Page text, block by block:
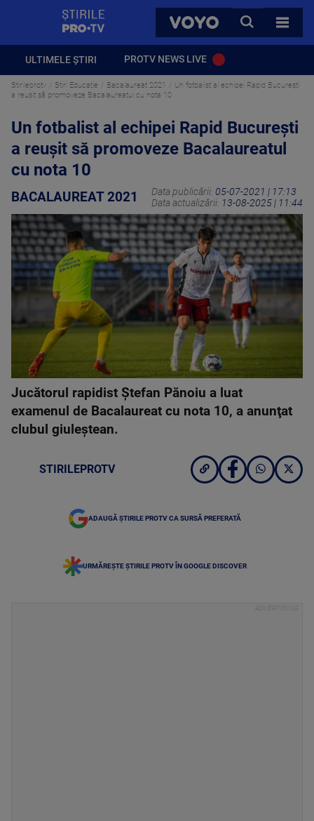
VOYO
CAUTA
TOATE
ULTIMELE ȘTIRI PROTV NEWS LIVE
Stirileprotv Stiri Educatie Bacalaureat 2021
Un fotbalist al echipei Rapid București
a reușit să promoveze Bacalaureatul cu nota 10
Un fotbalist al echipei Rapid București
a reușit să promoveze Bacalaureatul
cu nota 10
BACALAUREAT 2021 Data publicării: 05-07-2021 | 17:13
Data actualizării: 13-08-2025 | 11:44
Jucătorul rapidist Ştefan Pănoiu a luat
examenul de Bacalaureat cu nota 10, a anunţat
clubul giuleştean.
STIRILEPROTV
ADAUGĂ ȘTIRILE PROTV CA SURSĂ PREFERATĂ
URMĂREȘTE ȘTIRILE PROTV ÎN GOOGLE DISCOVER